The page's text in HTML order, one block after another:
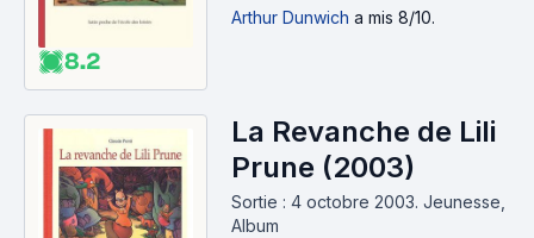
8.2
Arthur Dunwich a mis 8/10.
La Revanche de Lili
Prune (2003)
Sortie : 4 octobre 2003. Jeunesse,
Album